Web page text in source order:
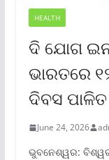
HEALTH
ଦି ଯୋଗ
ଭାରତରେ
ଦିବସ ପାଳିତ
June 24, 2026
ଭୁବନେଶ୍ୱର: